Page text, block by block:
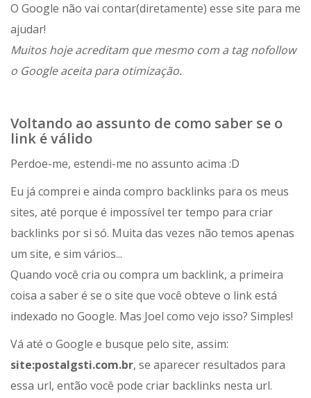
O Google não vai contar(diretamente) esse site para me
ajudar!
Muitos hoje acreditam que mesmo com a tag nofollow
o Google aceita para otimização.
Voltando ao assunto de como saber se o
link é válido
Perdoe-me, estendi-me no assunto acima :D
Eu já comprei e ainda compro backlinks para os meus
sites, até porque é impossível ter tempo para criar
backlinks por si só. Muita das vezes não temos apenas
um site, e sim vários...
Quando você cria ou compra um backlink, a primeira
coisa a saber é se o site que você obteve o link está
indexado no Google. Mas Joel como vejo isso? Simples!
Vá até o Google e busque pelo site, assim:
site:postalgsti.com.br, se aparecer resultados para
essa url, então você pode criar backlinks nesta url.